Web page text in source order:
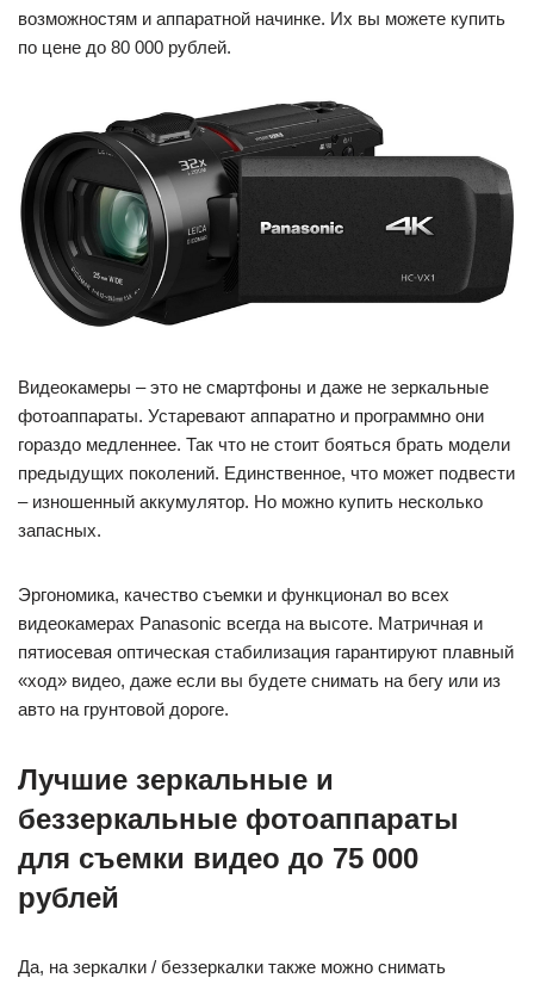
возможностям и аппаратной начинке. Их вы можете купить
по цене до 80 000 рублей.
Видеокамеры – это не смартфоны и даже не зеркальные
фотоаппараты. Устаревают аппаратно и программно они
гораздо медленнее. Так что не стоит бояться брать модели
предыдущих поколений. Единственное, что может подвести
– изношенный аккумулятор. Но можно купить несколько
запасных.
Эргономика, качество съемки и функционал во всех
видеокамерах Panasonic всегда на высоте. Матричная и
пятиосевая оптическая стабилизация гарантируют плавный
«ход» видео, даже если вы будете снимать на бегу или из
авто на грунтовой дороге.
Лучшие зеркальные и
беззеркальные фотоаппараты
для съемки видео до 75 000
рублей
Да, на зеркалки / беззеркалки также можно снимать